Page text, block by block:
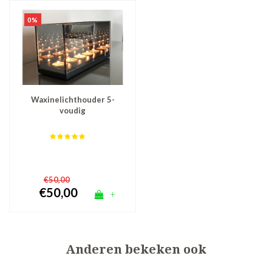
0%
Waxinelichthouder 5-
voudig
€50,00
€50,00 +
Anderen bekeken ook